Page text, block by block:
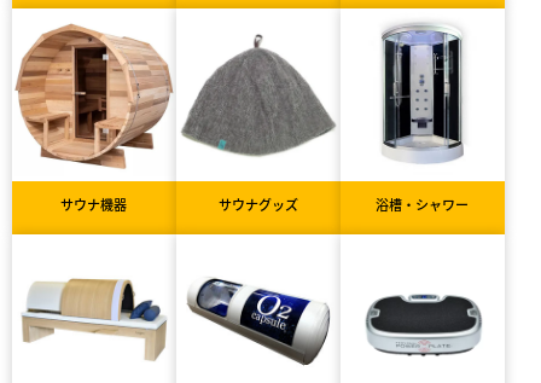
サウナ機器 サウナグッズ 浴槽・シャワー